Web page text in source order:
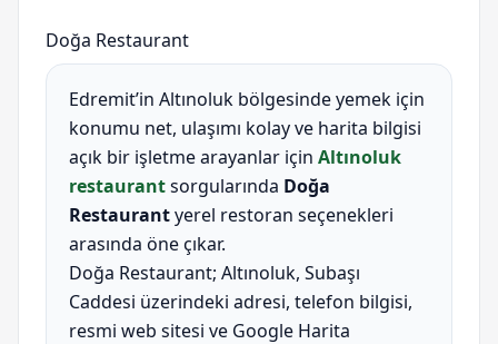
Doğa Restaurant
Edremit’in Altınoluk bölgesinde yemek için
konumu net, ulaşımı kolay ve harita bilgisi
açık bir işletme arayanlar için Altınoluk
restaurantsorgularında Doğa
Restaurantyerel restoran seçenekleri
arasında öne çıkar.
Doğa Restaurant; Altınoluk, Subaşı
Caddesi üzerindeki adresi, telefon bilgisi,
resmi web sitesi ve Google Harita